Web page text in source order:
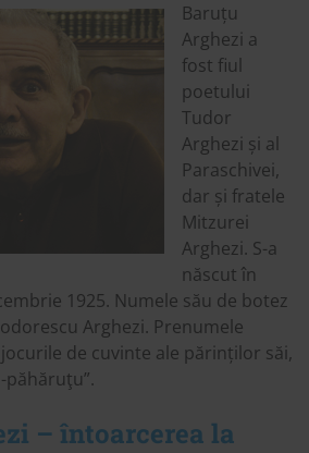
Baruțu
Arghezi a
fost fiul
poetului
Tudor
Arghezi și al
Paraschivei,
dar și fratele
Mitzurei
Arghezi. S-a
născut în
1925. Numele său de botez
Arghezi. Prenumele
de cuvinte ale părinților săi,
păhăruţu”.
– întoarcerea la